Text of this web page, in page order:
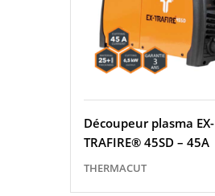
Découpeur plasma EX-
TRAFIRE® 45SD – 45A
THERMACUT